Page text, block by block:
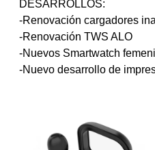
DESARROLLOS:
-Renovación cargadores
-Renovación TWS ALO
-Nuevos Smartwatch
-Nuevo desarrollo de